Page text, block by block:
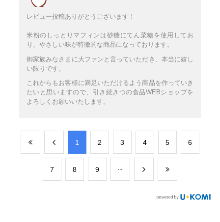
レビュー投稿ありがとうございます！
米粉のしっとりマフィンは砂糖にてん菜糖を使用してお
り、やさしい味が特徴的な商品になっております。
御家族みなさまに大ファンと言っていただき、本当に嬉し
い限りです。
これからもお客様に満足いただけるよう商品を作っていき
たいと思いますので、引き続きつの食品WEBショップを
よろしくお願いいたします。
​1 ​2 ​3 ​4 ​5 ​6
​7 ​8 ​9